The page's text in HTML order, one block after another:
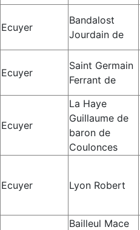
Ecuyer
Bandalost
Jourdain de
Ecuyer
Saint Germain
Ferrant de
Ecuyer
La Haye
Guillaume de
baron de
Coulonces
Ecuyer Lyon Robert
Bailleul Mace